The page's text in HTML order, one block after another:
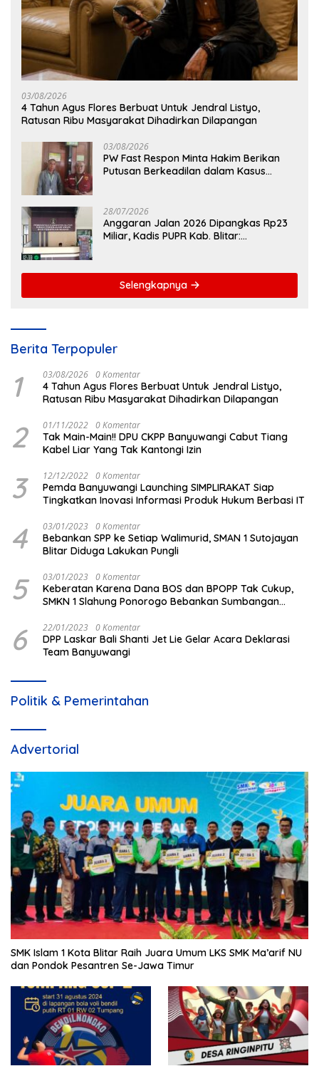
03/08/2026
4 Tahun Agus Flores Berbuat Untuk Jendral Listyo,
Ratusan Ribu Masyarakat Dihadirkan Dilapangan
03/08/2026
PW Fast Respon Minta Hakim Berikan
Putusan Berkeadilan dalam Kasus
28/07/2026
Anggaran Jalan 2026 Dipangkas Rp23
Miliar, Kadis PUPR Kab. Blitar:
Selengkapnya
Berita Terpopuler
1 03/08/2026 0 Komentar
4 Tahun Agus Flores Berbuat Untuk Jendral Listyo,
Ratusan Ribu Masyarakat Dihadirkan Dilapangan
2 01/11/2022 0 Komentar
Tak Main-Main!! DPU CKPP Banyuwangi Cabut Tiang
Kabel Liar Yang Tak Kantongi Izin
3 12/12/2022 0 Komentar
Pemda Banyuwangi Launching SIMPLIRAKAT Siap
Tingkatkan Inovasi Informasi Produk Hukum Berbasi IT
4 03/01/2023 0 Komentar
Bebankan SPP ke Setiap Walimurid, SMAN 1 Sutojayan
Blitar Diduga Lakukan Pungli
5 03/01/2023 0 Komentar
Keberatan Karena Dana BOS dan BPOPP Tak Cukup,
SMKN 1 Slahung Ponorogo Bebankan Sumbangan
6 22/01/2023 0 Komentar
DPP Laskar Bali Shanti Jet Lie Gelar Acara Deklarasi
Team Banyuwangi
Politik & Pemerintahan
Advertorial
SMK Islam 1 Kota Blitar Raih Juara Umum LKS SMK Ma’arif NU
dan Pondok Pesantren Se-Jawa Timur